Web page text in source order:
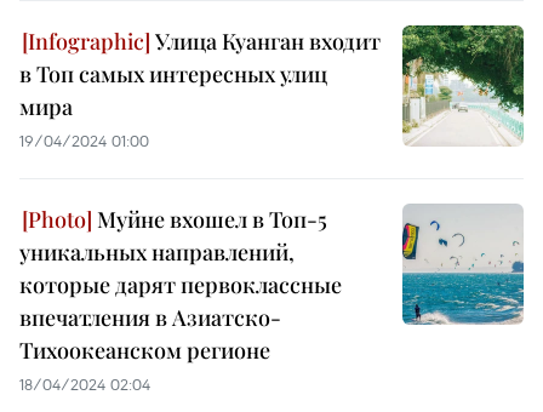
Улица Куанган входит
в Топ самых интересных улиц
мира
19/04/2024 01:00
Муйне вхошел в Топ-5
уникальных направлений,
которые дарят первоклассные
впечатления в Азиатско-
Тихоокеанском регионе
18/04/2024 02:04